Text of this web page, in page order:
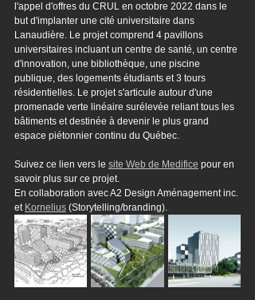
l'appel d'offres du CRUL en octobre 2022 dans le
but d'implanter une cité universitaire dans
Lanaudière. Le projet comprend 4 pavillons
universitaires incluant un centre de santé, un centre
d'innovation, une bibliothèque, une piscine
publique, des logements étudiants et 3 tours
résidentielles. Le projet s'articule autour d'une
promenade verte linéaire surélevée reliant tous les
bâtiments et destinée à devenir le plus grand
espace piétonnier continu du Québec.
Suivez ce lien vers le site Web de Medifice pour en
savoir plus sur ce projet.
En collaboration avec A2 Design Aménagement inc.
et Kornelius (Storytelling/branding).